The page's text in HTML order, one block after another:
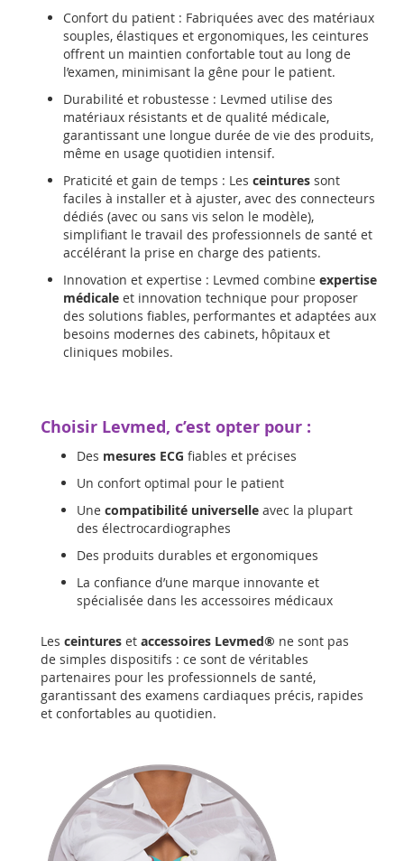
Confort du patient : Fabriquées avec des matériaux
souples, élastiques et ergonomiques, les ceintures
offrent un maintien confortable tout au long de
l’examen, minimisant la gêne pour le patient.
Durabilité et robustesse : Levmed utilise des
matériaux résistants et de qualité médicale,
garantissant une longue durée de vie des produits,
même en usage quotidien intensif.
Praticité et gain de temps : Les ceintures sont
faciles à installer et à ajuster, avec des connecteurs
dédiés (avec ou sans vis selon le modèle),
simplifiant le travail des professionnels de santé et
accélérant la prise en charge des patients.
Innovation et expertise : Levmed combine expertise
médicale et innovation technique pour proposer
des solutions fiables, performantes et adaptées aux
besoins modernes des cabinets, hôpitaux et
cliniques mobiles.
Choisir Levmed, c’est opter pour :
Des mesures ECG fiables et précises
Un confort optimal pour le patient
Une compatibilité universelle avec la plupart
des électrocardiographes
Des produits durables et ergonomiques
La confiance d’une marque innovante et
spécialisée dans les accessoires médicaux
Les ceintures et accessoires Levmed® ne sont pas
de simples dispositifs : ce sont de véritables
partenaires pour les professionnels de santé,
garantissant des examens cardiaques précis, rapides
et confortables au quotidien.